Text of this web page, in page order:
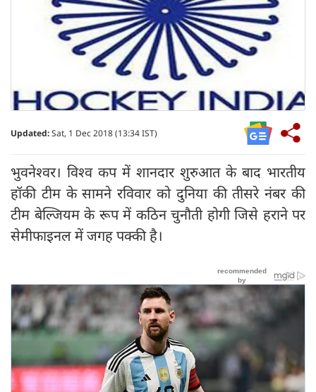
Updated:Sat, 1 Dec 2018 (13:34 IST)
भुवनेश्वर। विश्व कप में शानदार शुरुआत के बाद भारतीय
हॉकी टीम के सामने रविवार को दुनिया की तीसरे नंबर की
टीम बेल्जियम के रूप में कठिन चुनौती होगी जिसे हराने पर
सेमीफाइनल में जगह पक्की है।